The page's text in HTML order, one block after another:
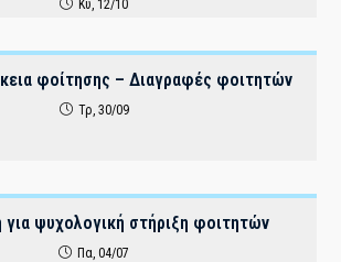
Κυ, 12/10
φοίτησης – Διαγραφές φοιτητών
Τρ, 30/09
ψυχολογική στήριξη φοιτητών
Πα, 04/07